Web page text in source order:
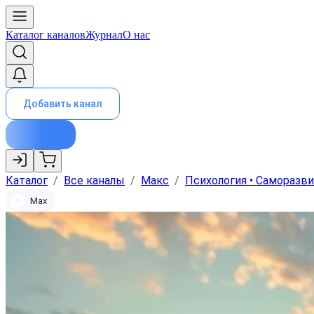
Каталог каналовЖурналО нас
Добавить канал
Каталог / Все каналы / Макс / Психология •
Max